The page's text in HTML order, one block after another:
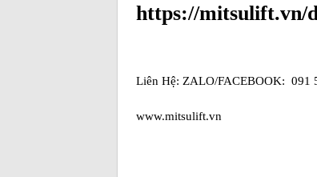
https://mitsulift.vn/
Liên Hệ: ZALO/FACEBOOK: 091
www.mitsulift.vn